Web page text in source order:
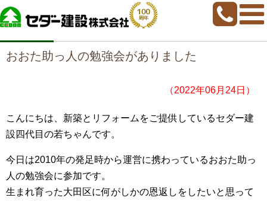
home >若ちゃんブログ> おおた助っ人の勉強会がありました
おおた助っ人の勉強会がありました
（2022年06月24日）
こんにちは、新築とリフォームをご提供しているセダー建
設四代目の若ちゃんです。
今日は2010年の発足時から運営に携わっているおおた助っ
人の勉強会に参加です。
生まれ育った大田区に何がしかの恩返しをしたいと思って